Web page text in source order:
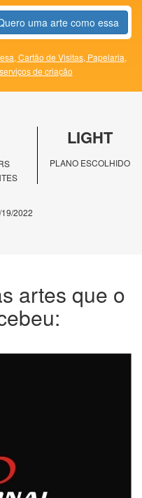
uma arte como essa
Cartão de Visitas, Papelaria,
serviços de criação
LIGHT
PLANO ESCOLHIDO
2022
artes que o